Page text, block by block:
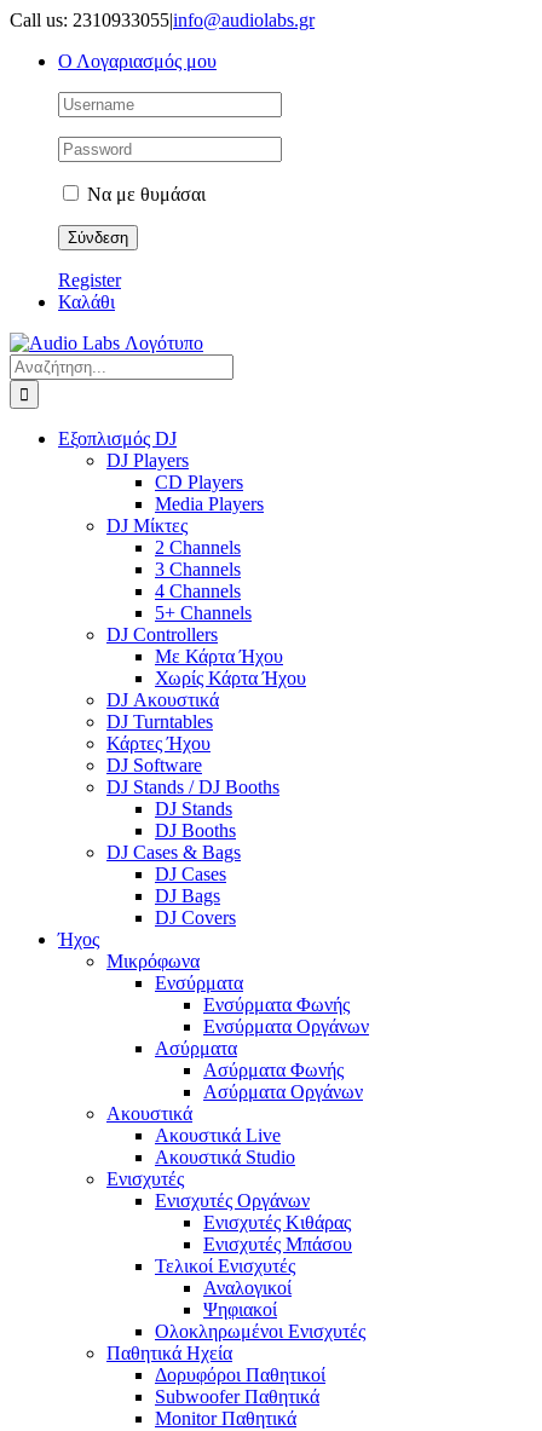
Μετάβαση
περιεχόμενο
Call us: 2310933055|info@audiolabs.gr
Ο Λογαριασμός μου
Να με θυμάσαι
Register
Καλάθι
Αναζήτηση
για:
Εξοπλισμός DJ
DJ Players
CD Players
Media Players
DJ Μίκτες
2 Channels
3 Channels
4 Channels
5+ Channels
DJ Controllers
Με Κάρτα Ήχου
Χωρίς Κάρτα Ήχου
DJ Ακουστικά
DJ Turntables
Κάρτες Ήχου
DJ Software
DJ Stands / DJ Booths
DJ Stands
DJ Booths
DJ Cases & Bags
DJ Cases
DJ Bags
DJ Covers
Ήχος
Μικρόφωνα
Ενσύρματα
Ενσύρματα Φωνής
Ενσύρματα Οργάνων
Ασύρματα
Ασύρματα Φωνής
Ασύρματα Οργάνων
Ακουστικά
Ακουστικά Live
Ακουστικά Studio
Ενισχυτές
Ενισχυτές Οργάνων
Ενισχυτές Κιθάρας
Ενισχυτές Μπάσου
Τελικοί Ενισχυτές
Αναλογικοί
Ψηφιακοί
Ολοκληρωμένοι Ενισχυτές
Παθητικά Ηχεία
Δορυφόροι Παθητικοί
Subwoofer Παθητικά
Monitor Παθητικά